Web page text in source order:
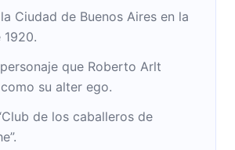
catalogado de vulgar en su
cuatro novelas, dos libros de
el diario El Mundo.
Ciudad de Buenos Aires en la
1920.
que Roberto Arlt
su alter ego.
de los caballeros de